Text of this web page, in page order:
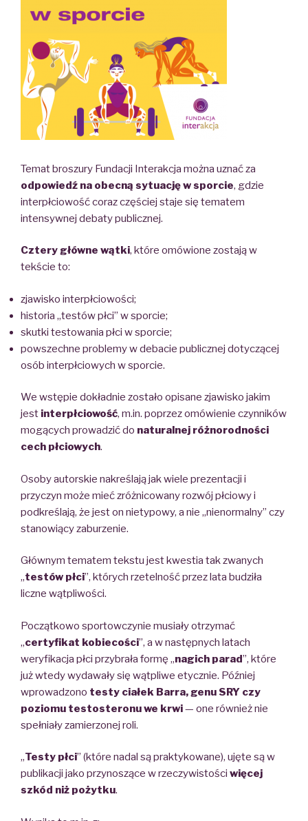
Temat broszury Fundacji Interakcja można uznać za
odpowiedź na obecną sytuację w sporcie, gdzie
interpłciowość coraz częściej staje się tematem
intensywnej debaty publicznej.
Cztery główne wątki, które omówione zostają w
tekście to:
zjawisko interpłciowości;
historia „testów płci” w sporcie;
skutki testowania płci w sporcie;
powszechne problemy w debacie publicznej dotyczącej
osób interpłciowych w sporcie.
We wstępie dokładnie zostało opisane zjawisko jakim
jest interpłciowość, m.in. poprzez omówienie czynników
mogących prowadzić do naturalnej różnorodności
cech płciowych.
Osoby autorskie nakreślają jak wiele prezentacji i
przyczyn może mieć zróżnicowany rozwój płciowy i
podkreślają, że jest on nietypowy, a nie „nienormalny” czy
stanowiący zaburzenie.
Głównym tematem tekstu jest kwestia tak zwanych
„testów płci”, których rzetelność przez lata budziła
liczne wątpliwości.
Początkowo sportowczynie musiały otrzymać
„certyfikat kobiecości”, a w następnych latach
weryfikacja płci przybrała formę „nagich parad”, które
już wtedy wydawały się wątpliwe etycznie. Później
wprowadzono testy ciałek Barra, genu SRY czy
poziomu testosteronu we krwi— one również nie
spełniały zamierzonej roli.
„Testy płci” (które nadal są praktykowane), ujęte są w
publikacji jako przynoszące w rzeczywistości więcej
szkód niż pożytku.